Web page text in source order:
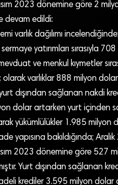
2023 dönemine göre 2
devam edildi:
varlık dağılımı
yatırımları sırasıyla
ve menkul kıymetler
varlıklar 888 milyon dolar
dışından sağlanan nakdi
dolar artarken yurt içinden
yükümlülükler 1.985 milyon
yapısına bakıldığında;
2023 dönemine göre 527
Yurt dışından sağlanan
krediler 3.595 milyon dolar